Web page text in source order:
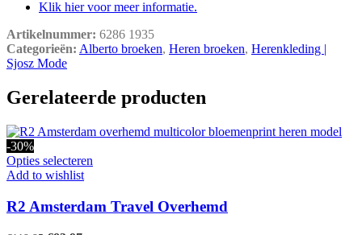
Klik hier voor meer informatie.
Artikelnummer: 6286 1935
Categorieën: Alberto broeken, Heren broeken, Herenkleding |
Sjosz Mode
Gerelateerde producten
-30%
Opties selecteren
meerdere
variaties.
Add to wishlist
R2 Amsterdam Travel Overhemd